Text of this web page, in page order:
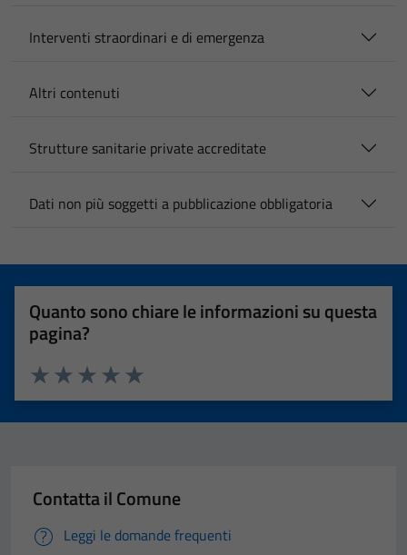
Interventi straordinari e di emergenza
Altri contenuti
Strutture sanitarie private accreditate
Dati non più soggetti a pubblicazione obbligatoria
Quanto sono chiare le informazioni su questa
pagina?
Valuta 5 stelle su 5
Valuta 4 stelle su 5
Valuta 3 stelle su 5
Valuta 2 stelle su 5
Valuta 1 stelle su 5
Contatta il Comune
Leggi le domande frequenti